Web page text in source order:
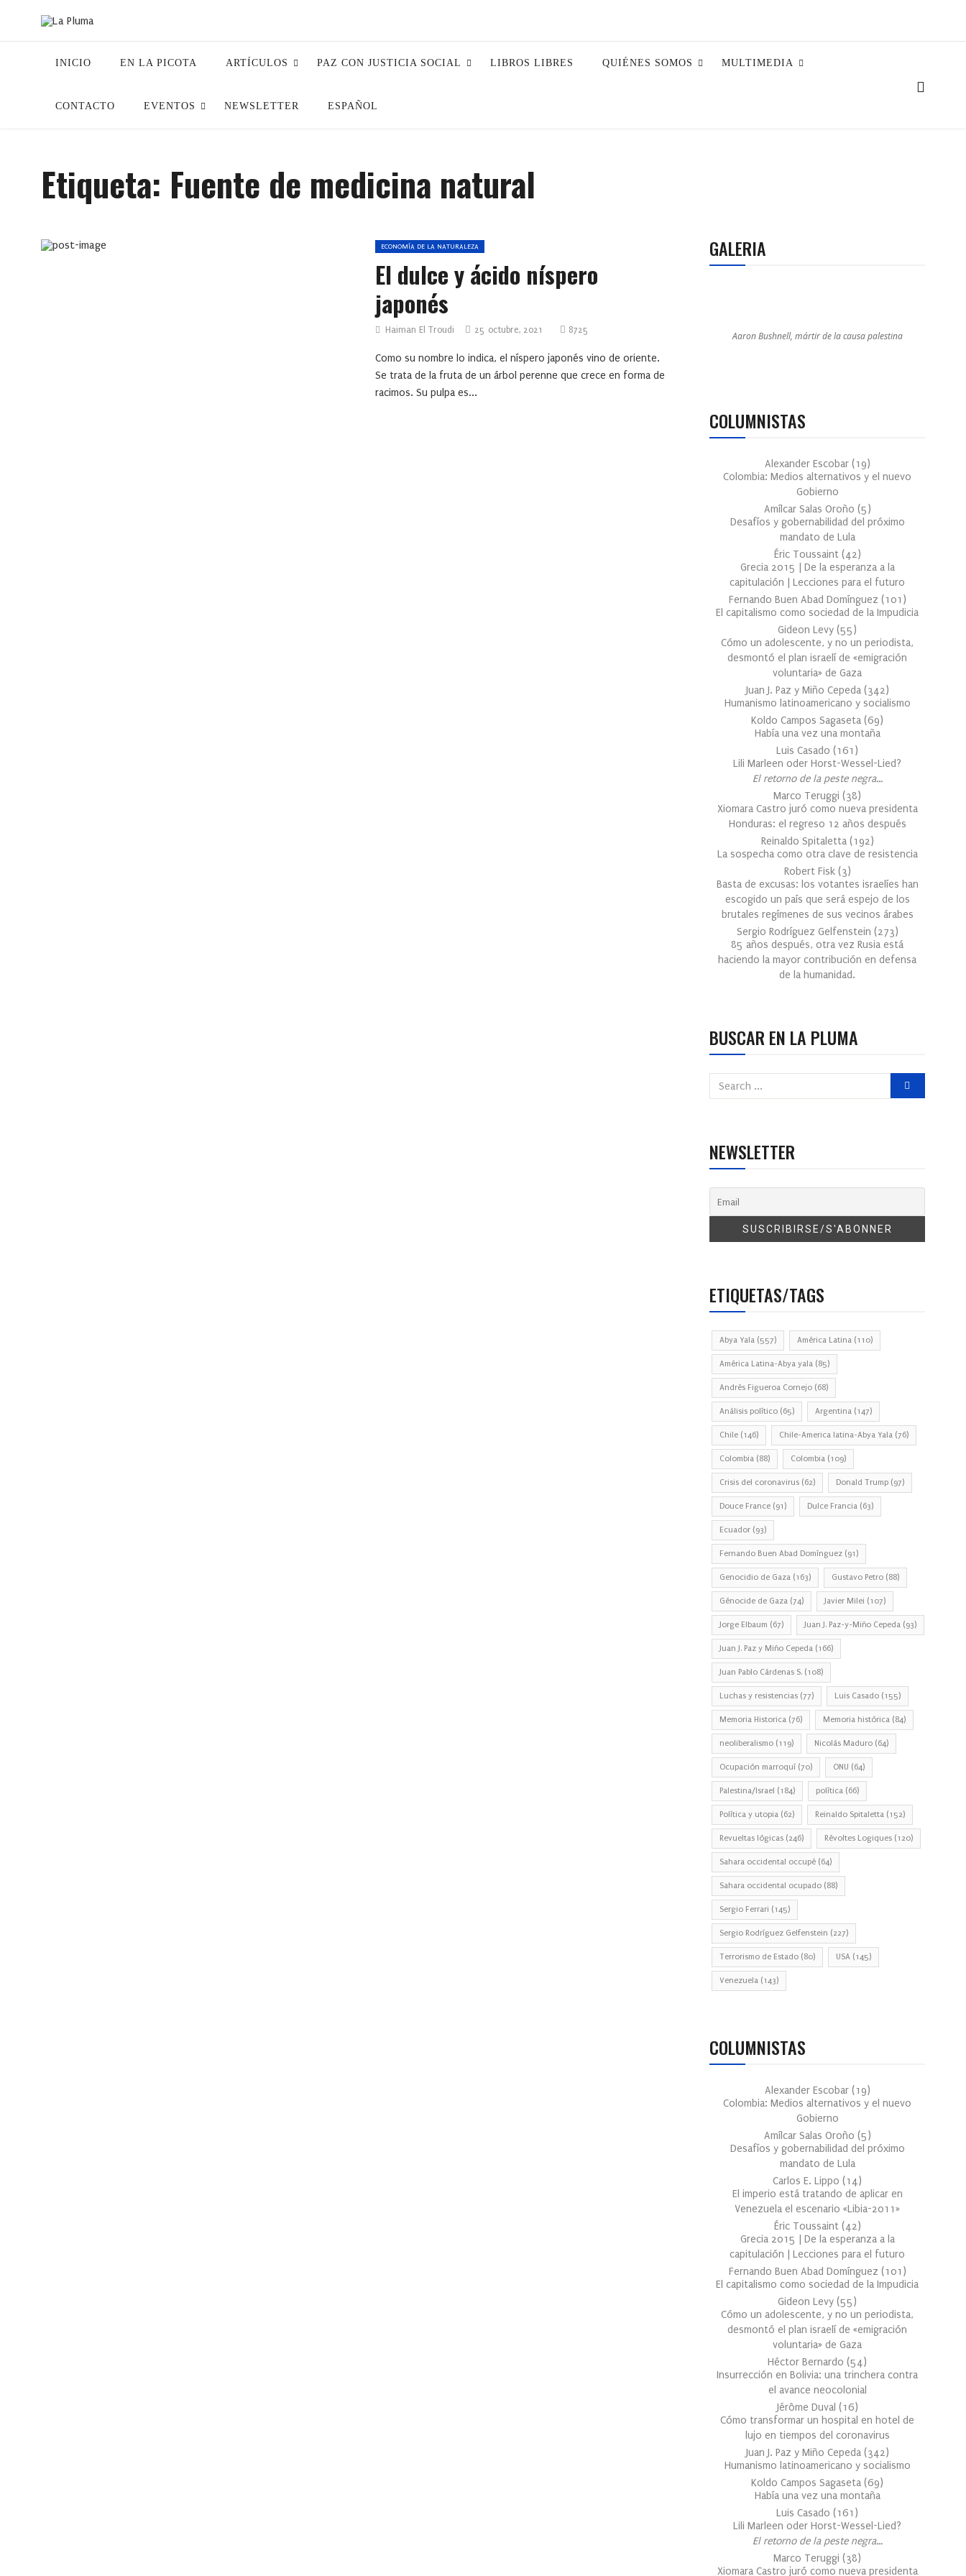
INICIO EN LA PICOTA ARTÍCULOS PAZ CON JUSTICIA SOCIAL LIBROS LIBRES QUIÉNES SOMOS MULTIMEDIA
CONTACTO EVENTOS NEWSLETTER ESPAÑOL
Etiqueta: Fuente de medicina natural
ECONOMÍA DE LA NATURALEZA
El dulce y ácido níspero
japonés
Haiman El Troudi 25 octubre, 2021 8725
Como su nombre lo indica, el níspero japonés vino de oriente.
Se trata de la fruta de un árbol perenne que crece en forma de
racimos. Su pulpa es...
GALERIA
Aaron Bushnell, mártir de la causa palestina
COLUMNISTAS
Alexander Escobar (19)
Colombia: Medios alternativos y el nuevo
Gobierno
Amílcar Salas Oroño (5)
Desafíos y gobernabilidad del próximo
mandato de Lula
Éric Toussaint (42)
Grecia 2015 | De la esperanza a la
capitulación | Lecciones para el futuro
Fernando Buen Abad Domínguez (101 )
El capitalismo como sociedad de la Impudicia
Gideon Levy (55)
Cómo un adolescente, y no un periodista,
desmontó el plan israelí de «emigración
voluntaria» de Gaza
Juan J. Paz y Miño Cepeda (342)
Humanismo latinoamericano y socialismo
Koldo Campos Sagaseta (69)
Había una vez una montaña
Luis Casado (161 )
Lili Marleen oder Horst-Wessel-Lied?
El retorno de la peste negra…
Marco Teruggi (38)
Xiomara Castro juró como nueva presidenta
Honduras: el regreso 12 años después
Reinaldo Spitaletta (192)
La sospecha como otra clave de resistencia
Robert Fisk (3)
Basta de excusas: los votantes israelíes han
escogido un país que será espejo de los
brutales regímenes de sus vecinos árabes
Sergio Rodríguez Gelfenstein (273)
85 años después, otra vez Rusia está
haciendo la mayor contribución en defensa
de la humanidad.
BUSCAR EN LA PLUMA
NEWSLETTER
ETIQUETAS/TAGS
Abya Yala (557) América Latina (110)
América Latina-Abya yala (85)
Andrés Figueroa Cornejo (68)
Análisis político (65) Argentina (147)
Chile (146) Chile-America latina-Abya Yala (76)
Colombia (88) Colombia (109)
Crisis del coronavirus (62) Donald Trump (97)
Douce France (91) Dulce Francia (63)
Ecuador (93)
Fernando Buen Abad Domínguez (91)
Genocidio de Gaza (163) Gustavo Petro (88)
Génocide de Gaza (74) Javier Milei (107)
Jorge Elbaum (67) Juan J. Paz-y-Miño Cepeda (93)
Juan J. Paz y Miño Cepeda (166)
Juan Pablo Cárdenas S. (108)
Luchas y resistencias (77) Luis Casado (155)
Memoria Historica (76) Memoria histórica (84)
neoliberalismo (119) Nicolás Maduro (64)
Ocupación marroquí (70) ONU (64)
Palestina/Israel (184) política (66)
Política y utopia (62) Reinaldo Spitaletta (152)
Revueltas lógicas (246) Révoltes Logiques (120)
Sahara occidental occupé (64)
Sahara occidental ocupado (88)
Sergio Ferrari (145)
Sergio Rodríguez Gelfenstein (227)
Terrorismo de Estado (80) USA (145)
Venezuela (143)
COLUMNISTAS
Alexander Escobar (19)
Colombia: Medios alternativos y el nuevo
Gobierno
Amílcar Salas Oroño (5)
Desafíos y gobernabilidad del próximo
mandato de Lula
Carlos E. Lippo (14)
El imperio está tratando de aplicar en
Venezuela el escenario «Libia-2011»
Éric Toussaint (42)
Grecia 2015 | De la esperanza a la
capitulación | Lecciones para el futuro
Fernando Buen Abad Domínguez (101 )
El capitalismo como sociedad de la Impudicia
Gideon Levy (55)
Cómo un adolescente, y no un periodista,
desmontó el plan israelí de «emigración
voluntaria» de Gaza
Héctor Bernardo (54)
Insurrección en Bolivia: una trinchera contra
el avance neocolonial
Jérôme Duval (16)
Cómo transformar un hospital en hotel de
lujo en tiempos del coronavirus
Juan J. Paz y Miño Cepeda (342)
Humanismo latinoamericano y socialismo
Koldo Campos Sagaseta (69)
Había una vez una montaña
Luis Casado (161 )
Lili Marleen oder Horst-Wessel-Lied?
El retorno de la peste negra…
Marco Teruggi (38)
Xiomara Castro juró como nueva presidenta